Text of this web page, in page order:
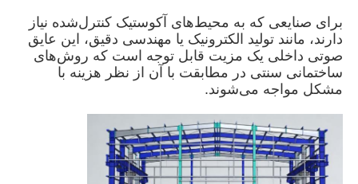
همه موارد
درخواست نقل قول
ساخت سازه فولادی
برای صنایعی که به محیط‌های آکوستیک کنترل‌شده نیاز
دارند، مانند تولید الکترونیک یا مهندسی دقیق، این عایق
صوتی داخلی یک مزیت قابل توجه است که روش‌های
ساختمانی سنتی در مطابقت با آن از نظر هزینه با
مشکل مواجه می‌شوند.